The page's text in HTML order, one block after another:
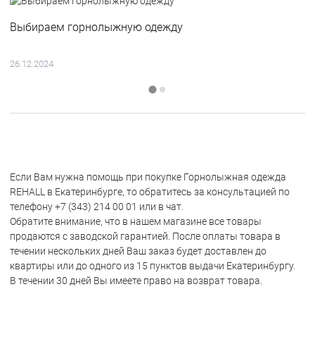
Выбираем горнолыжную одежду
26.12.2024
Если Вам нужна помощь при покупке Горнолыжная одежда
REHALL в Екатеринбурге, то обратитесь за консультацией по
телефону +7 (343) 214 00 01 или в чат.
Обратите внимание, что в нашем магазине все товары
продаются с заводской гарантией. После оплаты товара в
течении нескольких дней Ваш заказ будет доставлен до
квартиры или до одного из 15 пунктов выдачи Екатеринбургу.
В течении 30 дней Вы имеете право на возврат товара.